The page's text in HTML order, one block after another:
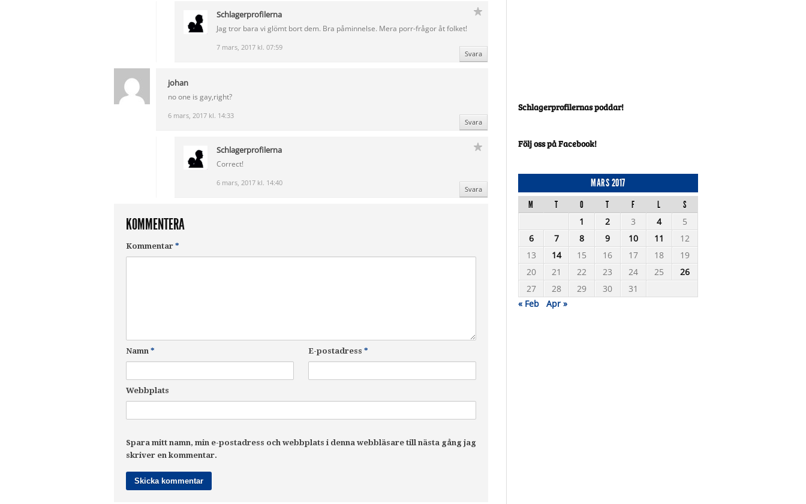
Schlagerprofilerna
7 mars, 2017 kl. 07:59
Jag tror bara vi glömt bort dem. Bra påminnelse. Mera porr-frågor åt folket!
Svara
johan
6 mars, 2017 kl. 14:33
no one is gay,right?
Svara
Schlagerprofilerna
6 mars, 2017 kl. 14:40
Correct!
Svara
KOMMENTERA
Kommentar *
Namn * E-postadress *
Webbplats
Spara mitt namn, min e-postadress och webbplats i denna webbläsare till nästa gång jag
skriver en kommentar.
Schlagerprofilernas poddar!
Följ oss på Facebook!
MARS 2017
M T O T F L
S
1
2 3 4
5
6
7 8 9 10 11
12
13
14 15 16 17 18
19
20
21 22 23 24 25
26
27
28 29 30
31
« Feb
Apr »